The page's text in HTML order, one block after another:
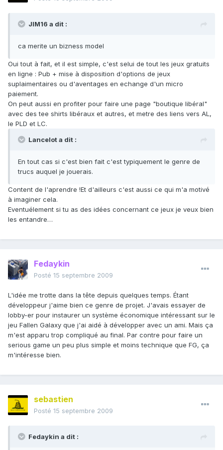
JIM16 a dit :
ca merite un bizness model
Oui tout à fait, et il est simple, c'est selui de tout les jeux gratuits
en ligne : Pub + mise à disposition d'options de jeux
suplaimentaires ou d'aventages en echange d'un micro
paiement.
On peut aussi en profiter pour faire une page "boutique libéral"
avec des tee shirts libéraux et autres, et metre des liens vers AL,
le PLD et LC.
Lancelot a dit :
En tout cas si c'est bien fait c'est typiquement le genre de
trucs auquel je jouerais.
Content de l'aprendre !Et d'ailleurs c'est aussi ce qui m'a motivé
à imaginer cela.
Eventuélement si tu as des idées concernant ce jeux je veux bien
les entandre…
Fedaykin
Posté 15 septembre 2009
L'idée me trotte dans la tête depuis quelques temps. Étant
développeur j'aime bien ce genre de projet. J'avais essayer de
lobby-er pour instaurer un système économique intéressant sur le
jeu Fallen Galaxy que j'ai aidé à développer avec un ami. Mais ça
m'est apparu trop compliqué au final. Par contre pour faire un
serious game un peu plus simple et moins technique que FG, ça
m'intéresse bien.
sebastien
Posté 15 septembre 2009
Fedaykin a dit :